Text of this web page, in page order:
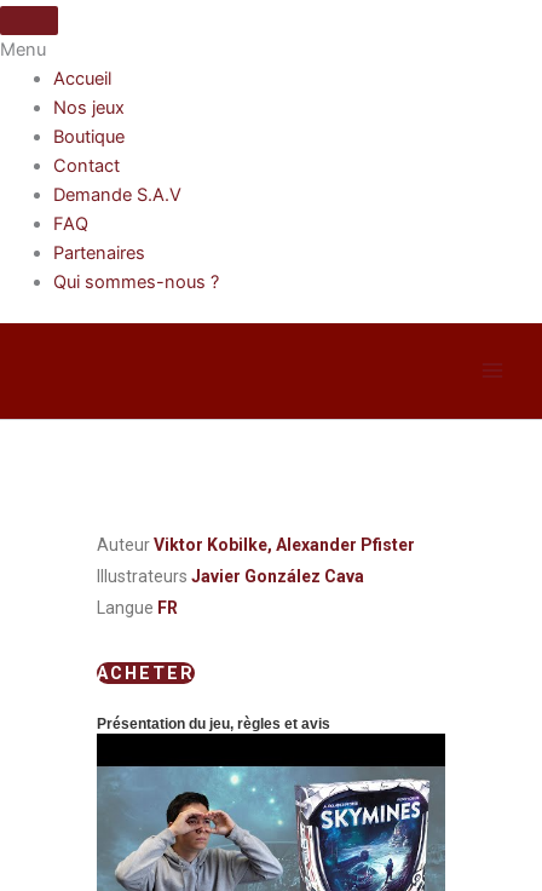
Menu
Accueil
Nos jeux
Boutique
Contact
Demande S.A.V
FAQ
Partenaires
Qui sommes-nous ?
Skip
to
content
AuteurViktor Kobilke, Alexander Pfister
Illustrateurs Javier González Cava
Langue FR
ACHETER
Présentation du jeu, règles et avis